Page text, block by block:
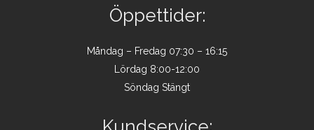
Öppettider:
Måndag – Fredag 07:30 – 16:15
Lördag 8:00-12:00
Söndag Stängt